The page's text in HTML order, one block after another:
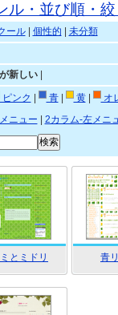
ル・並び順・
ール| 個性的
未分類
新しい|
ピンク 青| 黄|
オ
ニュー
2カラム-左メニ
とミドリ 青